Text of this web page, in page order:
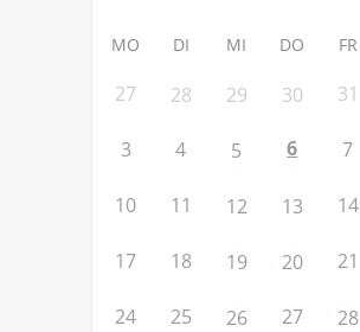
MO DI MI DO FR
27 28 29 30 31
3 4 5 6 7
10 11 12 13 14
17 18 19 20 21
24 25 26 27 28